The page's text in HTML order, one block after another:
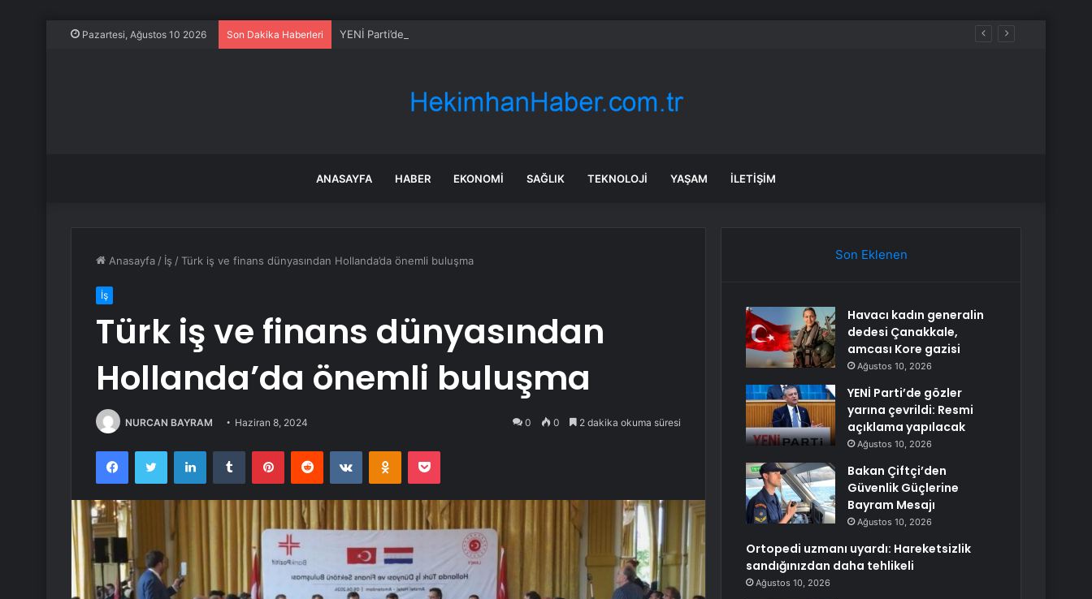
Pazartesi, Ağustos 10 2026 Son Dakika Haberleri YENİ Parti’de gözler yarına çevrildi: Resmi açıklama yapılacak
ANASAYFA HABER EKONOMI SAĞLIK TEKNOLOJI YAŞAM İLETIŞIM
Anasayfa / İş /Türk iş ve finans dünyasından Hollanda’da önemli buluşma
İş
Türk iş ve finans dünyasından
Hollanda’da önemli buluşma
NURCAN BAYRAM Haziran 8, 2024 0 0 2 dakika okuma süresi
FacebookTwitter LinkedInTumblr PinterestReddit VKontakteOdnoklassniki
Pocket
Son Eklenen
Havacı kadın generalin
dedesi Çanakkale,
amcası Kore gazisi
Ağustos 10, 2026
YENİ Parti’de gözler
yarına çevrildi: Resmi
açıklama yapılacak
Ağustos 10, 2026
Bakan Çiftçi’den
Güvenlik Güçlerine
Bayram Mesajı
Ağustos 10, 2026
Ortopedi uzmanı uyardı: Hareketsizlik
sandığınızdan daha tehlikeli
Ağustos 10, 2026